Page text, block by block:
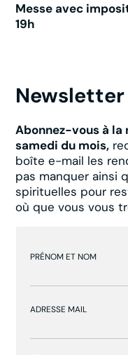
Messe avec
19h
Newsletter
Abonnez-vous à
samedi du mois,
boîte e-mail les
pas manquer ainsi
spirituelles pour
où que vous vous
PRÉNOM ET NOM
ADRESSE MAIL